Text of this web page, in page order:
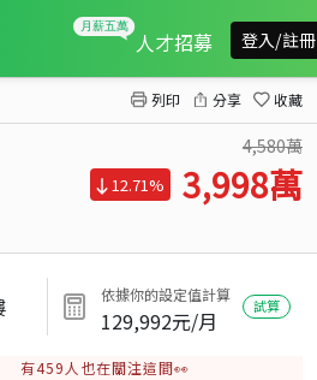
人才招募 登入/註冊
列印 分享 收藏
4,580萬
12.71% 3,998萬
依據你的設定值計算
129,992元/月
試算
有459 人也在關注這間👀